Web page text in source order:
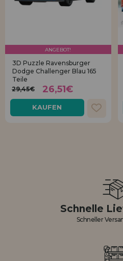
ANGEBOT!
3D Puzzle Ravensburger
Dodge Challenger Blau 165
Teile
29,45€
26,51€
KAUFEN
Schnelle
Schneller